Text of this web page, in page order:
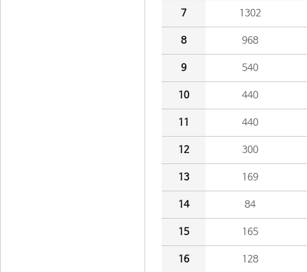
7 1302
8 968
9 540
10 440
11 440
12 300
13 169
14 84
15 165
16 128